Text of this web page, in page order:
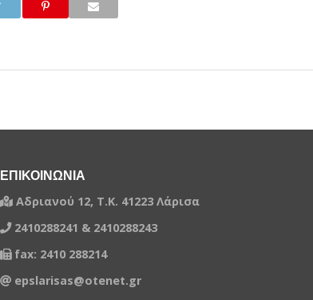
ΕΠΙΚΟΙΝΩΝΙΑ
Αδριανού 12, Τ.Κ. 41223 Λάρισα
2410288241 & 2410288243
fax: 2410 288214
epslarisas@otenet.gr